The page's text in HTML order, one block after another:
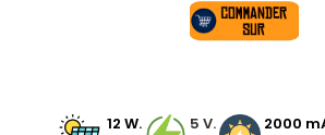
. 12 W. 5 V. . 2000